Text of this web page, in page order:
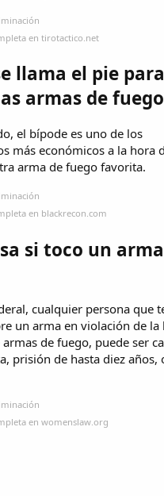
en tirotactico.net
llama el pie para
armas de
el bípode es uno de los
más económicos a la hora
arma de fuego favorita.
en blackrecon.com
si toco un
cualquier persona que
un arma en violación de la
de fuego, puede ser
prisión de hasta diez años,
en womenslaw.org